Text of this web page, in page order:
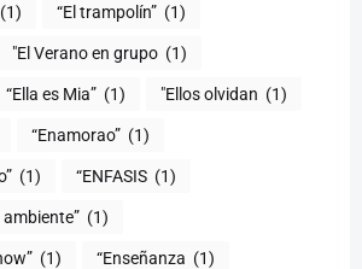
(1) “El trampolín” (1)
"El Verano en grupo (1)
“Ella es Mia” (1) "Ellos olvidan (1)
“Enamorao” (1)
(1) “ENFASIS (1)
(1)
(1) “Enseñanza (1)